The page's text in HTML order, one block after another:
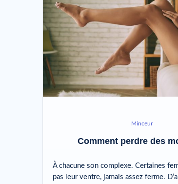
Minceur
Comment perdre des
À chacune son complexe. Certaines
pas leur ventre, jamais assez ferme.